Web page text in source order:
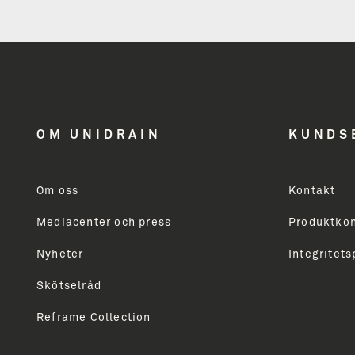
nyhedsbrev
Modtager du ikke allerede vores nyhedsbrev, så
markedsføring vedrørende Unidrains
OM UNIDRAIN
Om oss
Mediacenter och press
Nyheter
Skötselråd
Reframe Collection
Kontakt